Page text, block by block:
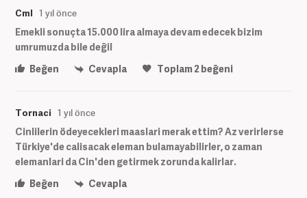
Cml 1 yıl önce
Emekli sonuçta 15.000 lira almaya devam edecek bizim
umrumuzda bile değil
Beğen
Cevapla Toplam2 beğeni
Tornaci 1 yıl önce
Cinlilerin ödeyecekleri maaslari merak ettim? Az verirlerse
Türkiye'de calisacak eleman bulamayabilirler, o zaman
elemanlari da Cin'den getirmek zorunda kalirlar.
Beğen
Cevapla